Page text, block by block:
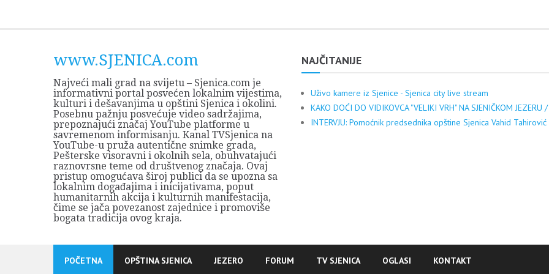
www.SJENICA.com
Najveći mali grad na svijetu – Sjenica.com je
informativni portal posvećen lokalnim vijestima,
kulturi i dešavanjima u opštini Sjenica i okolini.
Posebnu pažnju posvećuje video sadržajima,
prepoznajući značaj YouTube platforme u
savremenom informisanju. Kanal TVSjenica na
YouTube-u pruža autentične snimke grada,
Pešterske visoravni i okolnih sela, obuhvatajući
raznovrsne teme od društvenog značaja. Ovaj
pristup omogućava široj publici da se upozna sa
lokalnim događajima i inicijativama, poput
humanitarnih akcija i kulturnih manifestacija,
čime se jača povezanost zajednice i promoviše
bogata tradicija ovog kraja.
NAJČITANIJE
Uživo kamere iz Sjenice - Sjenica city live stream
KAKO DOĆI DO VIDIKOVCA "VELIKI VRH" NA SJENIČKOM
INTERVJU: Pomoćnik predsednika opštine Sjenica Vahid Tahirović
POČETNA OPŠTINA SJENICA JEZERO FORUM TV SJENICA OGLASI KONTAKT